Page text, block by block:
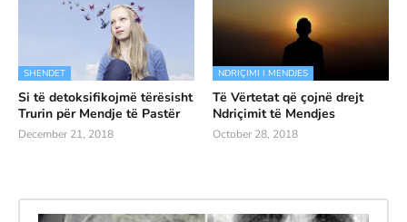
SHENDET
Si të detoksifikojmë tërësisht
Trurin për Mendje të Pastër
December 21, 2018
NDRIÇIMI I MENDJES
Të Vërtetat që çojnë drejt
Ndriçimit të Mendjes
October 28, 2018